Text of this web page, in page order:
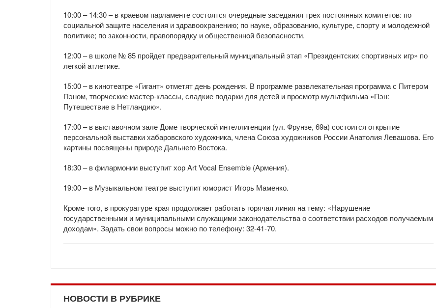
10:00 – 14:30 – в краевом парламенте состоятся очередные заседания трех постоянных комитетов: по
социальной защите населения и здравоохранению; по науке, образованию, культуре, спорту и молодежной
политике; по законности, правопорядку и общественной безопасности.
12:00 – в школе № 85 пройдет предварительный муниципальный этап «Президентских спортивных игр» по
легкой атлетике.
15:00 – в кинотеатре «Гигант» отметят день рождения. В программе развлекательная программа с Питером
Пэном, творческие мастер-классы, сладкие подарки для детей и просмотр мультфильма «Пэн:
Путешествие в Нетландию».
17:00 – в выставочном зале Доме творческой интеллигенции (ул. Фрунзе, 69а) состоится открытие
персональной выставки хабаровского художника, члена Союза художников России Анатолия Левашова. Его
картины посвящены природе Дальнего Востока.
18:30 – в филармонии выступит хор Art Vocal Ensemble (Армения).
19:00 – в Музыкальном театре выступит юморист Игорь Маменко.
Кроме того, в прокуратуре края продолжает работать горячая линия на тему: «Нарушение
государственными и муниципальными служащими законодательства о соответствии расходов получаемым
доходам». Задать свои вопросы можно по телефону: 32-41-70.
НОВОСТИ В РУБРИКЕ